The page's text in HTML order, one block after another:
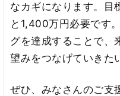
なカギになります。
と1,400万円必要です
グを達成することで、
望みをつなげていきた
ぜひ、みなさんのご支